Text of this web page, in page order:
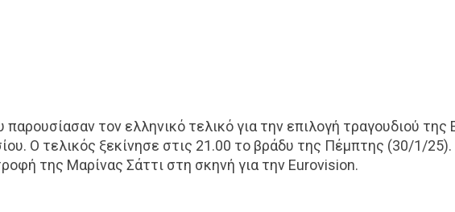
τον ελληνικό τελικό για την επιλογή τραγουδιού της
Ο τελικός ξεκίνησε στις 21.00 το βράδυ της Πέμπτης (30/1/
της Μαρίνας Σάττι στη σκηνή για την Eurovision.